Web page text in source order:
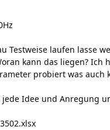
Testweise laufen lasse
kann das liegen?
probiert was
Idee und Anregung